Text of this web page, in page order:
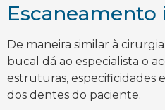
De maneira similar à
bucal dá ao especialista o
estruturas, especificidades
dos dentes do paciente.